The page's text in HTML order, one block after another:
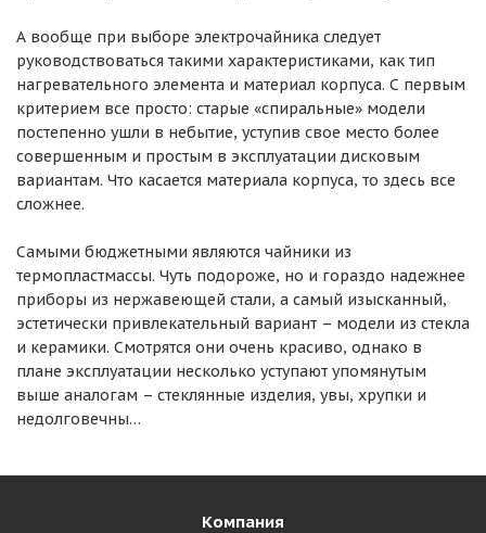
А вообще при выборе электрочайника следует
руководствоваться такими характеристиками, как тип
нагревательного элемента и материал корпуса. С первым
критерием все просто: старые «спиральные» модели
постепенно ушли в небытие, уступив свое место более
совершенным и простым в эксплуатации дисковым
вариантам. Что касается материала корпуса, то здесь все
сложнее.
Самыми бюджетными являются чайники из
термопластмассы. Чуть подороже, но и гораздо надежнее
приборы из нержавеющей стали, а самый изысканный,
эстетически привлекательный вариант – модели из стекла
и керамики. Смотрятся они очень красиво, однако в
плане эксплуатации несколько уступают упомянутым
выше аналогам – стеклянные изделия, увы, хрупки и
недолговечны…
Компания